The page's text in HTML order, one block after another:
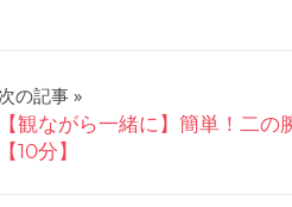
次の記事
【観ながら一緒に】簡単！二の
【10分】